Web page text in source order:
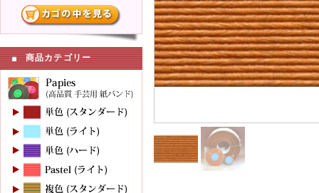
商品カテゴリー